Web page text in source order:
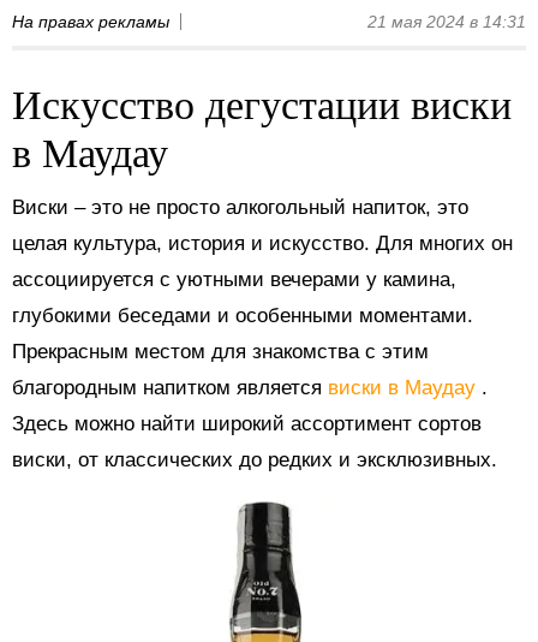
На правах рекламы 21 мая 2024 в 14:31
Искусство дегустации виски
в Маудау
Виски – это не просто алкогольный напиток, это
целая культура, история и искусство. Для многих он
ассоциируется с уютными вечерами у камина,
глубокими беседами и особенными моментами.
Прекрасным местом для знакомства с этим
благородным напитком является виски в Маудау .
Здесь можно найти широкий ассортимент сортов
виски, от классических до редких и эксклюзивных.